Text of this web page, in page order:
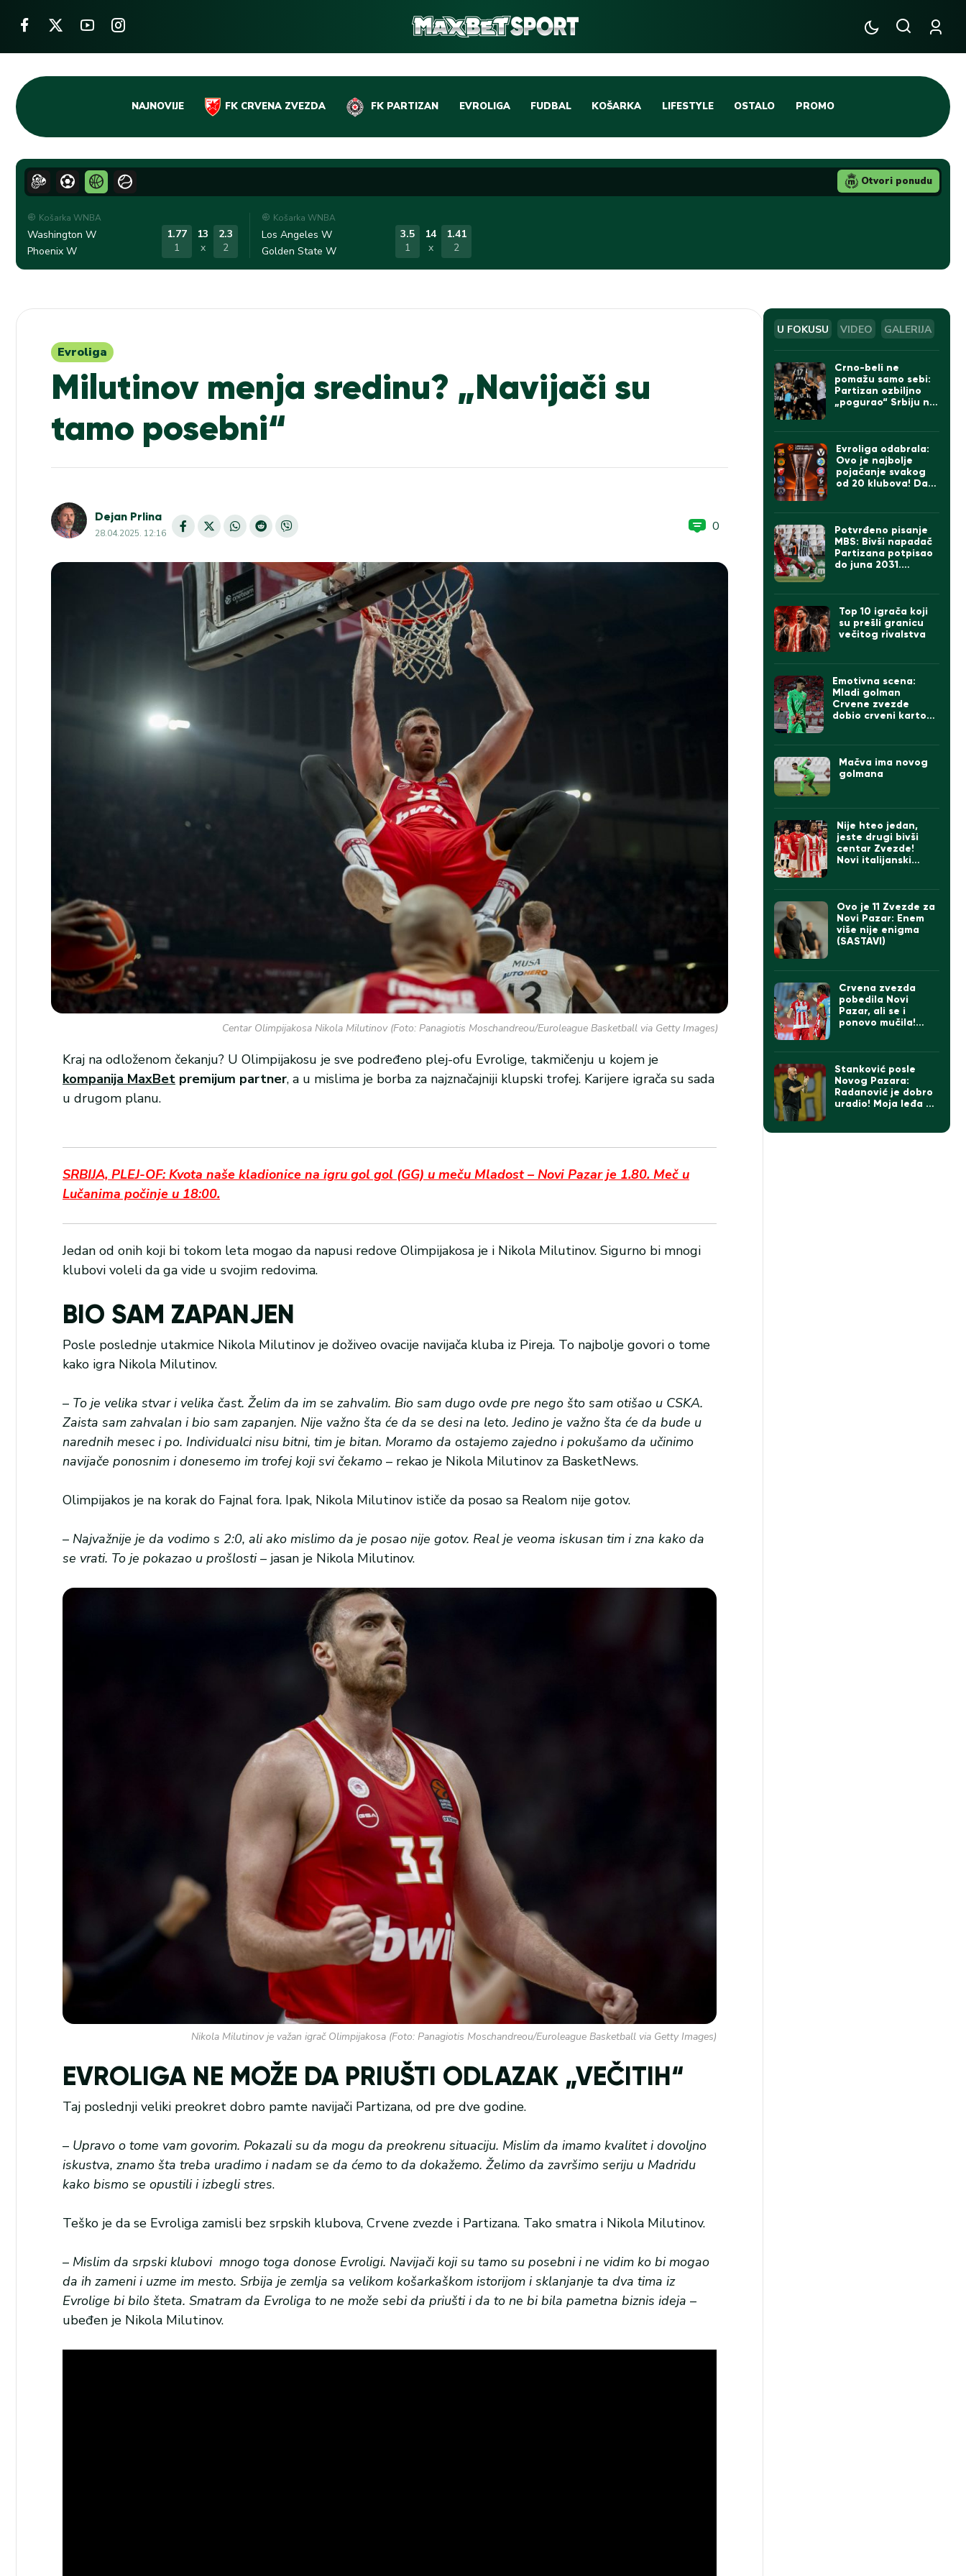
Skip
content
NAJNOVIJE FK CRVENA ZVEZDA FK PARTIZAN EVROLIGA FUDBAL
DOMAĆI FUDBAL
LIGE PETICE
KOŠARKA
EVROLIGA
ABA LIGA
LIFESTYLE OSTALO
TENIS
TIFO SCENA
PROMO
Košarka WNBA
Washington W
Phoenix W
1.77
1
13
x
2.3
2
Košarka WNBA
Los Angeles W
Golden State W
3.5
1
14
x
1.41
2
Otvori ponudu
Evroliga
Milutinov menja sredinu? „Navijači su
tamo posebni“
Dejan Prlina
28.04.2025. 12:16 0
Centar Olimpijakosa Nikola Milutinov (Foto: Panagiotis Moschandreou/Euroleague Basketball via Getty Images)
Kraj na odloženom čekanju? U Olimpijakosu je sve podređeno plej-ofu Evrolige, takmičenju u kojem je
kompanija MaxBet premijum partner, a u mislima je borba za najznačajniji klupski trofej. Karijere igrača su sada
u drugom planu.
SRBIJA, PLEJ-OF: Kvota naše kladionice na igru gol gol (GG) u meču Mladost – Novi Pazar je 1.80. Meč u
Lučanima počinje u 18:00.
Jedan od onih koji bi tokom leta mogao da napusi redove Olimpijakosa je i Nikola Milutinov. Sigurno bi mnogi
klubovi voleli da ga vide u svojim redovima.
BIO SAM ZAPANJEN
Posle poslednje utakmice Nikola Milutinov je doživeo ovacije navijača kluba iz Pireja. To najbolje govori o tome
kako igra Nikola Milutinov.
– To je velika stvar i velika čast. Želim da im se zahvalim. Bio sam dugo ovde pre nego što sam otišao u CSKA.
Zaista sam zahvalan i bio sam zapanjen. Nije važno šta će da se desi na leto. Jedino je važno šta će da bude u
narednih mesec i po. Individualci nisu bitni, tim je bitan. Moramo da ostajemo zajedno i pokušamo da učinimo
navijače ponosnim i donesemo im trofej koji svi čekamo – rekao je Nikola Milutinov za BasketNews.
Olimpijakos je na korak do Fajnal fora. Ipak, Nikola Milutinov ističe da posao sa Realom nije gotov.
– Najvažnije je da vodimo s 2:0, ali ako mislimo da je posao nije gotov. Real je veoma iskusan tim i zna kako da
se vrati. To je pokazao u prošlosti– jasan je Nikola Milutinov.
Nikola Milutinov je važan igrač Olimpijakosa (Foto: Panagiotis Moschandreou/Euroleague Basketball via Getty Images)
EVROLIGA NE MOŽE DA PRIUŠTI ODLAZAK „VEČITIH“
Taj poslednji veliki preokret dobro pamte navijači Partizana, od pre dve godine.
– Upravo o tome vam govorim. Pokazali su da mogu da preokrenu situaciju. Mislim da imamo kvalitet i dovoljno
iskustva, znamo šta treba uradimo i nadam se da ćemo to da dokažemo. Želimo da završimo seriju u Madridu
kako bismo se opustili i izbegli stres.
Teško je da se Evroliga zamisli bez srpskih klubova, Crvene zvezde i Partizana. Tako smatra i Nikola Milutinov.
– Mislim da srpski klubovi mnogo toga donose Evroligi. Navijači koji su tamo su posebni i ne vidim ko bi mogao
da ih zameni i uzme im mesto. Srbija je zemlja sa velikom košarkaškom istorijom i sklanjanje ta dva tima iz
Evrolige bi bilo šteta. Smatram da Evroliga to ne može sebi da priušti i da to ne bi bila pametna biznis ideja –
ubeđen je Nikola Milutinov.
U FOKUSU VIDEO GALERIJA
Crno-beli ne
pomažu samo sebi:
Partizan ozbiljno
„pogurao“ Srbiju na
Evroliga odabrala:
Ovo je najbolje
pojačanje svakog
od 20 klubova! Da li
Potvrđeno pisanje
MBS: Bivši napadač
Partizana potpisao
do juna 2031.
Top 10 igrača koji
su prešli granicu
večitog rivalstva
Emotivna scena:
Mladi golman
Crvene zvezde
dobio crveni karton,
Mačva ima novog
golmana
Nije hteo jedan,
jeste drugi bivši
centar Zvezde!
Novi italijanski
Ovo je 11 Zvezde za
Novi Pazar: Enem
više nije enigma
(SASTAVI)
Crvena zvezda
pobedila Novi
Pazar, ali se i
ponovo mučila!
Stanković posle
Novog Pazara:
Radanović je dobro
uradio! Moja leđa su